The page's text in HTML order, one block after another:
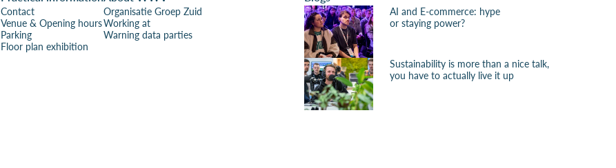
Contact
Venue & Opening hours
Parking
Floor plan exhibition
Organisatie Groep Zuid
Working at
Warning data parties
AI and E-commerce: hype
or staying power?
Sustainability is more than a nice talk,
you have to actually live it up